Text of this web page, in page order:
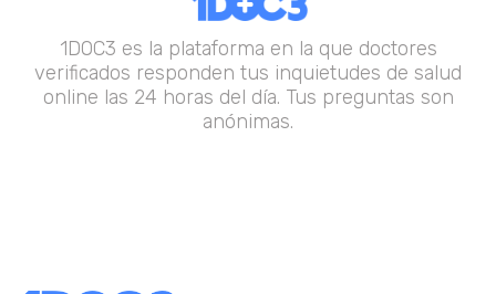
1DOC3 es la plataforma en la que doctores
verificados responden tus inquietudes de salud
online las 24 horas del día. Tus preguntas son
anónimas.